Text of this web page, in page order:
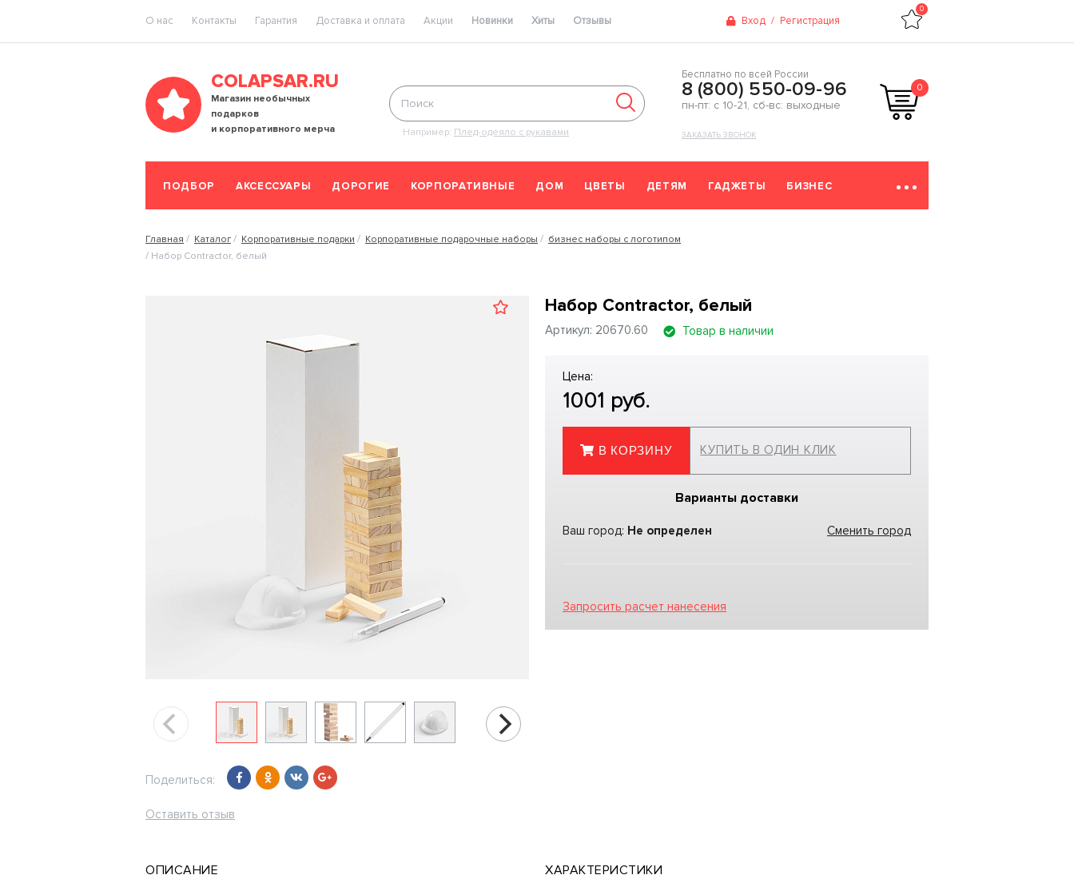
O нас Контакты Гарантия Доставка и оплата Акции Новинки Хиты Отзывы Вход / Регистрация
0
COLAPSAR.RU
Магазин необычных
подарков
и корпоративного мерча
Например: Плед-одеяло с рукавами
Бесплатно по всей России
8 (800) 550-09-96
пн-пт: с 10-21, сб-вс: выходные
ЗАКАЗАТЬ ЗВОНОК
0
ПОДБОР АКСЕССУАРЫ ДОРОГИЕ КОРПОРАТИВНЫЕ ДОМ ЦВЕТЫ ДЕТЯМ ГАДЖЕТЫ БИЗНЕС
Главная Каталог Корпоративные подарки Корпоративные подарочные наборы
бизнес наборы с логотипом
Набор Contractor, белый
Поделиться:
Оставить отзыв
Набор Contractor, белый
Артикул: 20670.60 Товар в наличии
Цена:
1001 руб.
В КОРЗИНУ КУПИТЬ В ОДИН КЛИК
Варианты доставки
Ваш город: Не определен Сменить город
Запросить расчет нанесения
ОПИСАНИЕ ХАРАКТЕРИСТИКИ